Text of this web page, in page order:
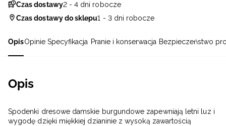
OpisOpinie Specyfikacja Pranie i konserwacja Bezpieczeństwo
Opis
Spodenki dresowe damskie burgundowe zapewniają letni luz i
wygodę dzięki miękkiej dzianinie z wysoką zawartością
Czas dostawy2 - 4 dni robocze
Czas dostawy do sklepu1 - 3 dni robocze